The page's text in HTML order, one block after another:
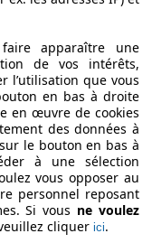
apparaître une
de vos intérêts,
l’utilisation que vous
en bas à droite
en œuvre de cookies
des données à
le bouton en bas à
à une sélection
vous opposer au
personnel reposant
Si vous ne voulez
cliquer ici.